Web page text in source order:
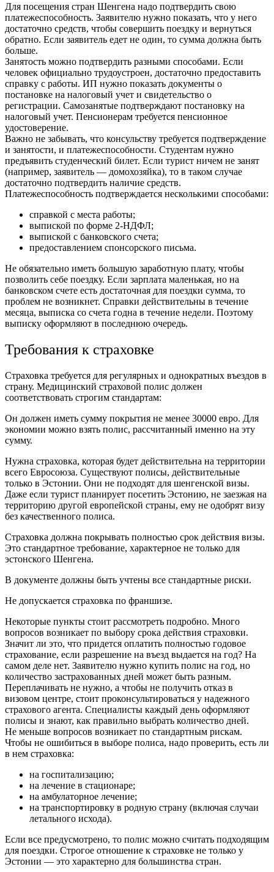
Для посещения стран Шенгена надо подтвердить свою
платежеспособность. Заявителю нужно показать, что у него
достаточно средств, чтобы совершить поездку и вернуться
обратно. Если заявитель едет не один, то сумма должна быть
больше.
Занятость можно подтвердить разными способами. Если
человек официально трудоустроен, достаточно предоставить
справку с работы. ИП нужно показать документы о
постановке на налоговый учет и свидетельство о
регистрации. Самозанятые подтверждают постановку на
налоговый учет. Пенсионерам требуется пенсионное
удостоверение.
Важно не забывать, что консульству требуется подтверждение
и занятости, и платежеспособности. Студентам нужно
предъявить студенческий билет. Если турист ничем не занят
(например, заявитель — домохозяйка), то в таком случае
достаточно подтвердить наличие средств.
Платежеспособность подтверждается несколькими способами:
справкой с места работы;
выпиской по форме 2-НДФЛ;
выпиской с банковского счета;
предоставлением спонсорского письма.
Не обязательно иметь большую заработную плату, чтобы
позволить себе поездку. Если зарплата маленькая, но на
банковском счете есть достаточная для поездки сумма, то
проблем не возникнет. Справки действительны в течение
месяца, выписка со счета годна в течение недели. Поэтому
выписку оформляют в последнюю очередь.
Требования к страховке
Страховка требуется для регулярных и однократных въездов в
страну. Медицинский страховой полис должен
соответствовать строгим стандартам:
Он должен иметь сумму покрытия не менее 30000 евро. Для
экономии можно взять полис, рассчитанный именно на эту
сумму.
Нужна страховка, которая будет действительна на территории
всего Евросоюза. Существуют полисы, действительные
только в Эстонии. Они не подходят для шенгенской визы.
Даже если турист планирует посетить Эстонию, не заезжая на
территорию другой европейской страны, ему не одобрят визу
без качественного полиса.
Страховка должна покрывать полностью срок действия визы.
Это стандартное требование, характерное не только для
эстонского Шенгена.
В документе должны быть учтены все стандартные риски.
Не допускается страховка по франшизе.
Некоторые пункты стоит рассмотреть подробно. Много
вопросов возникает по выбору срока действия страховки.
Значит ли это, что придется оплатить полностью годовое
страхование, если разрешение на въезд выдается на год? На
самом деле нет. Заявителю нужно купить полис на год, но
количество застрахованных дней может быть разным.
Переплачивать не нужно, а чтобы не получить отказ в
визовом центре, стоит проконсультироваться у надежного
страхового агента. Специалисты каждый день оформляют
полисы и знают, как правильно выбрать количество дней.
Не меньше вопросов возникает по стандартным рискам.
Чтобы не ошибиться в выборе полиса, надо проверить, есть ли
в нем страховка:
на госпитализацию;
на лечение в стационаре;
на амбулаторное лечение;
на транспортировку в родную страну (включая случаи
летального исхода).
Если все предусмотрено, то полис можно считать подходящим
для поездки. Строгое отношение к страховке не только у
Эстонии — это характерно для большинства стран.